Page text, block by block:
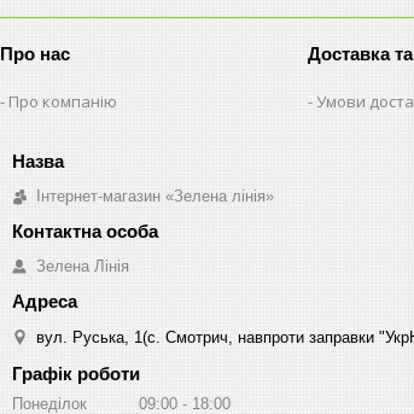
Про нас
Про компанію
Доставка
Умови
Інтернет-магазин «Зелена лінія»
Зелена Лінія
вул. Руська, 1(с. Смотрич, навпроти заправки
Графік роботи
Понеділок 09:00 18:00